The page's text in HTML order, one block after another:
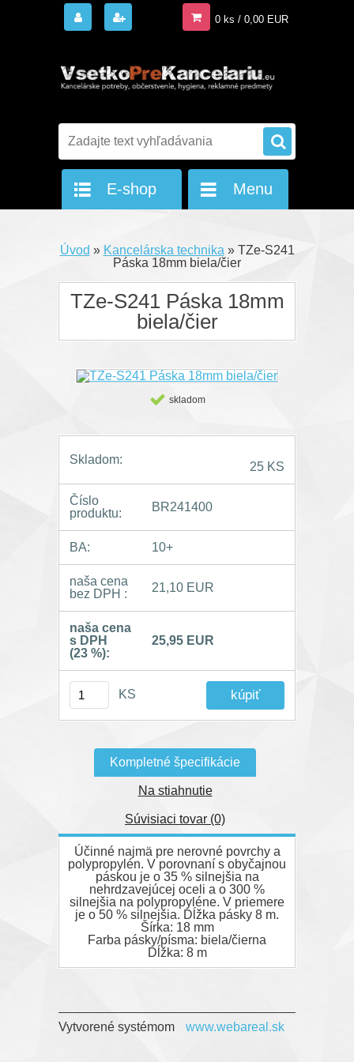
0 ks / 0,00 EUR
E-shop Menu
Úvod » Kancelárska technika » TZe-S241
Páska 18mm biela/čier
TZe-S241 Páska 18mm
biela/čier
skladom
Skladom:
25 KS
Číslo
produktu:
BR241400
BA: 10+
naša cena
bez DPH :
21,10 EUR
naša cena
s DPH
(23 %):
25,95 EUR
KS
Kompletné špecifikácie
Na stiahnutie
Súvisiaci tovar (0)
Účinné najmä pre nerovné povrchy a
polypropylén. V porovnaní s obyčajnou
páskou je o 35 % silnejšia na
nehrdzavejúcej oceli a o 300 %
silnejšia na polypropyléne. V priemere
je o 50 % silnejšia. Dĺžka pásky 8 m.
Šírka: 18 mm
Farba pásky/písma: biela/čierna
Dĺžka: 8 m
Vytvorené systémom www.webareal.sk